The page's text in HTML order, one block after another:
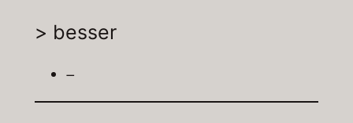
> besser
–